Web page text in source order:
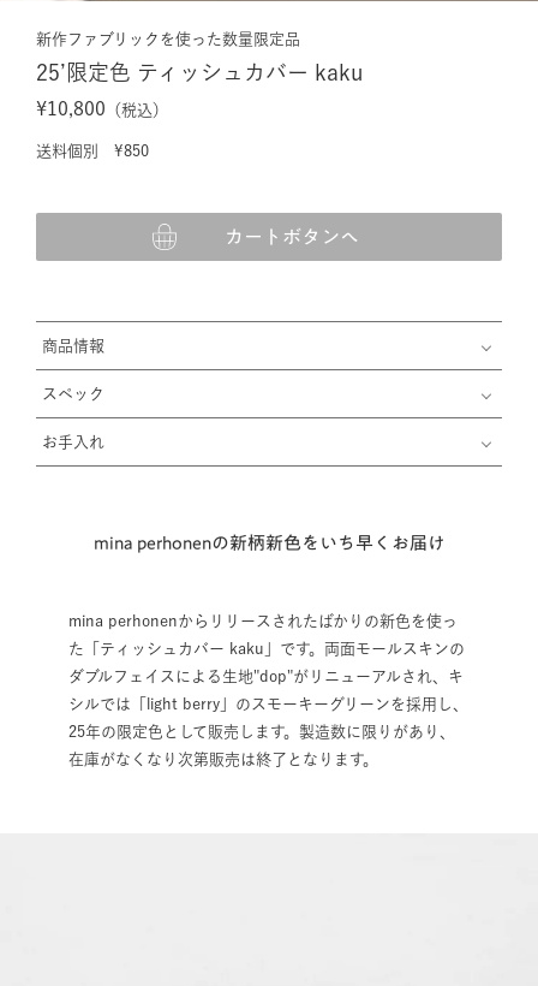
新作ファブリックを使った数量限定品
25’限定色 ティッシュカバー kaku
¥10,800 （税込）
送料個別 ¥850
カートボタンへ
商品情報
スペック
お手入れ
mina perhonenの新柄新色をいち早くお届け
mina perhonenからリリースされたばかりの新色を使っ
た「ティッシュカバー kaku」です。両面モールスキンの
ダブルフェイスによる生地"dop"がリニューアルされ、キ
シルでは「light berry」のスモーキーグリーンを採用し、
25年の限定色として販売します。製造数に限りがあり、
在庫がなくなり次第販売は終了となります。